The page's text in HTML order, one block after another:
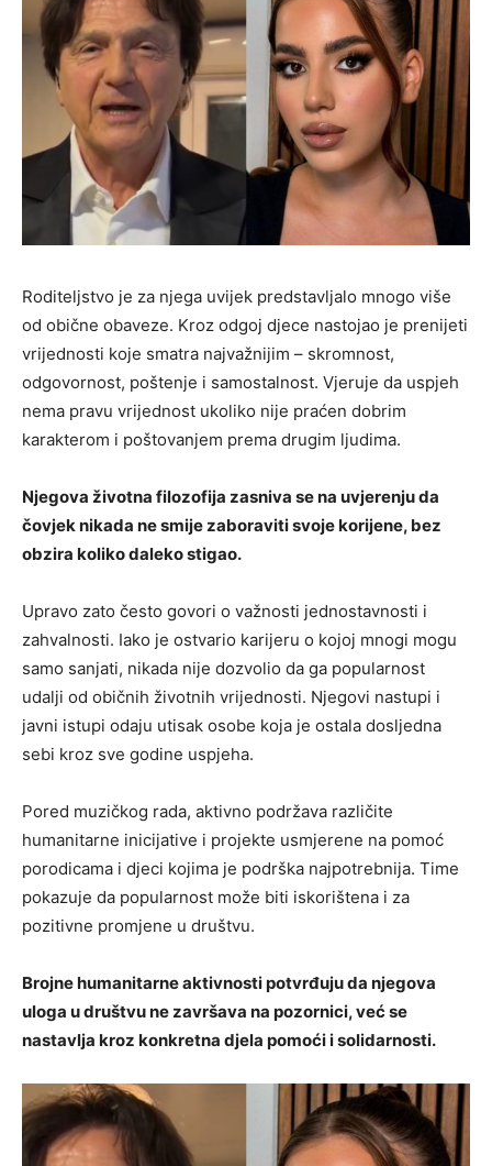
Roditeljstvo je za njega uvijek predstavljalo mnogo više
od obične obaveze. Kroz odgoj djece nastojao je prenijeti
vrijednosti koje smatra najvažnijim – skromnost,
odgovornost, poštenje i samostalnost. Vjeruje da uspjeh
nema pravu vrijednost ukoliko nije praćen dobrim
karakterom i poštovanjem prema drugim ljudima.
Njegova životna filozofija zasniva se na uvjerenju da
čovjek nikada ne smije zaboraviti svoje korijene, bez
obzira koliko daleko stigao.
Upravo zato često govori o važnosti jednostavnosti i
zahvalnosti. Iako je ostvario karijeru o kojoj mnogi mogu
samo sanjati, nikada nije dozvolio da ga popularnost
udalji od običnih životnih vrijednosti. Njegovi nastupi i
javni istupi odaju utisak osobe koja je ostala dosljedna
sebi kroz sve godine uspjeha.
Pored muzičkog rada, aktivno podržava različite
humanitarne inicijative i projekte usmjerene na pomoć
porodicama i djeci kojima je podrška najpotrebnija. Time
pokazuje da popularnost može biti iskorištena i za
pozitivne promjene u društvu.
Brojne humanitarne aktivnosti potvrđuju da njegova
uloga u društvu ne završava na pozornici, već se
nastavlja kroz konkretna djela pomoći i solidarnosti.